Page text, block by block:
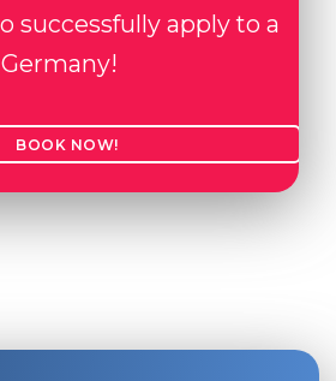
successfully apply to a
BOOK NOW!